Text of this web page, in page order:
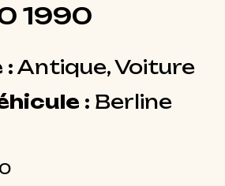
1990
: Antique, Voiture
: Berline